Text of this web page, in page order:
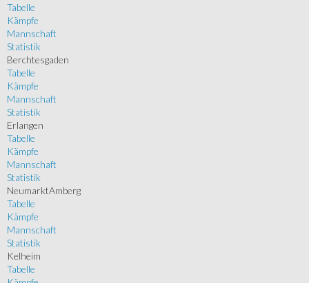
Tabelle
Kämpfe
Mannschaft
Statistik
Berchtesgaden
Tabelle
Kämpfe
Mannschaft
Statistik
Erlangen
Tabelle
Kämpfe
Mannschaft
Statistik
NeumarktAmberg
Tabelle
Kämpfe
Mannschaft
Statistik
Kelheim
Tabelle